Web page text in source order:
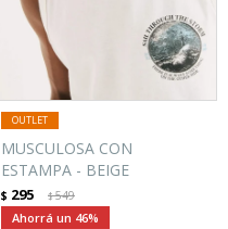
MUSCULOSA CON
ESTAMPA - BEIGE
$ 295 $549
46